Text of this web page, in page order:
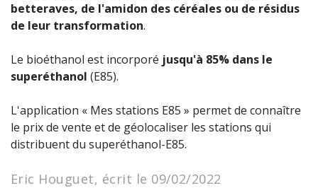
betteraves, de l'amidon des céréales ou de résidus
de leur transformation.
Le bioéthanol est incorporé jusqu'à 85% dans le
superéthanol (E85).
L'application « Mes stations E85 » permet de connaître
le prix de vente et de géolocaliser les stations qui
distribuent du superéthanol-E85.
Eric Houguet, écrit le 09/02/2022